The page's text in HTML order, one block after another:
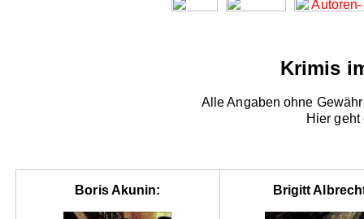
Krimis
Alle Angaben ohne
Hier
Boris Akunin: Brigitt